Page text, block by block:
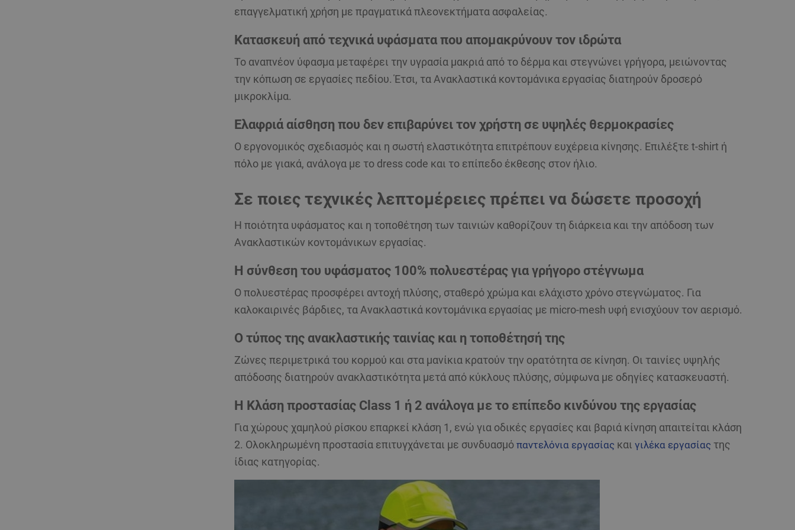
επαγγελματική χρήση με πραγματικά πλεονεκτήματα ασφαλείας.
Κατασκευή από τεχνικά υφάσματα που απομακρύνουν τον ιδρώτα
Το αναπνέον ύφασμα μεταφέρει την υγρασία μακριά από το δέρμα και στεγνώνει γρήγορα, μειώνοντας
την κόπωση σε εργασίες πεδίου. Έτσι, τα Ανακλαστικά κοντομάνικα εργασίας διατηρούν δροσερό
μικροκλίμα.
Ελαφριά αίσθηση που δεν επιβαρύνει τον χρήστη σε υψηλές θερμοκρασίες
Ο εργονομικός σχεδιασμός και η σωστή ελαστικότητα επιτρέπουν ευχέρεια κίνησης. Επιλέξτε t-shirt ή
πόλο με γιακά, ανάλογα με το dress code και το επίπεδο έκθεσης στον ήλιο.
Σε ποιες τεχνικές λεπτομέρειες πρέπει να δώσετε προσοχή
Η ποιότητα υφάσματος και η τοποθέτηση των ταινιών καθορίζουν τη διάρκεια και την απόδοση των
Ανακλαστικών κοντομάνικων εργασίας.
Η σύνθεση του υφάσματος 100% πολυεστέρας για γρήγορο στέγνωμα
Ο πολυεστέρας προσφέρει αντοχή πλύσης, σταθερό χρώμα και ελάχιστο χρόνο στεγνώματος. Για
καλοκαιρινές βάρδιες, τα Ανακλαστικά κοντομάνικα εργασίας με micro-mesh υφή ενισχύουν τον αερισμό.
Ο τύπος της ανακλαστικής ταινίας και η τοποθέτησή της
Ζώνες περιμετρικά του κορμού και στα μανίκια κρατούν την ορατότητα σε κίνηση. Οι ταινίες υψηλής
απόδοσης διατηρούν ανακλαστικότητα μετά από κύκλους πλύσης, σύμφωνα με οδηγίες κατασκευαστή.
Η Κλάση προστασίας Class 1 ή 2 ανάλογα με το επίπεδο κινδύνου της εργασίας
Για χώρους χαμηλού ρίσκου επαρκεί κλάση 1 , ενώ για οδικές εργασίες και βαριά κίνηση απαιτείται κλάση
2. Ολοκληρωμένη προστασία επιτυγχάνεται με συνδυασμό παντελόνια εργασίας και γιλέκα εργασίας της
ίδιας κατηγορίας.